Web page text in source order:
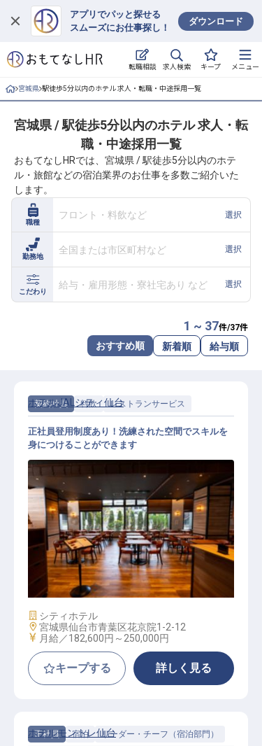
アプリでパッと探せる
スムーズにお仕事探し！
ダウンロード
転職相談 求人検索 キープ メニュー
ログイン
求人・施設を探す
就職・転職 合同説明会
おもてなしHRについて
ご利用の流れ
よくある質問
ホテル・宿泊業界情報コラム
転職サポートに申し込む
宮城県 駅徒歩5分以内のホテル 求人・転職・中途採用一覧
宮城県 / 駅徒歩5分以内のホテル 求人・転
職・中途採用一覧
おもてなしHRでは、宮城県 / 駅徒歩5分以内のホテ
ル・旅館などの宿泊業界のお仕事を多数ご紹介いた
します。
職種
フロント・料飲など 選択
勤務地
全国または市区町村など 選択
こだわり
給与・雇用形態・寮社宅あり など 選択
1 ~ 37件/37件
おすすめ順 新着順 給与順
契約社員 料飲 レストランサービス
料飲サービス
ホテルJALシティ仙台
正社員登用制度あり！洗練された空間でスキルを
身につけることができます
施設業態
シティホテル
勤務地
宮城県仙台市青葉区花京院1-2-12
給与
月給／182,600円～ 250,000円
キープする 詳しく見る
正社員 宿泊 リーダー・チーフ（宿泊部門）
ホテルモントレ仙台